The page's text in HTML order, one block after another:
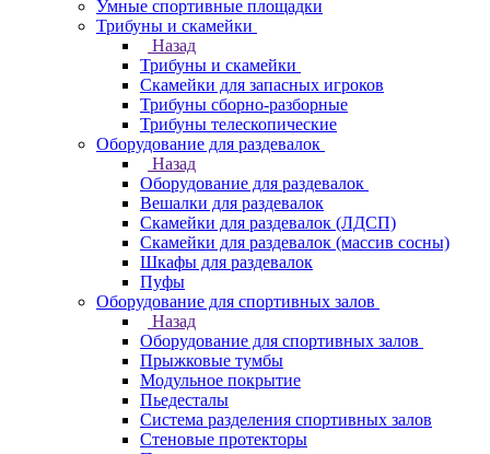
Умные спортивные площадки
Трибуны и скамейки
Назад
Трибуны и скамейки
Скамейки для запасных игроков
Трибуны сборно-разборные
Трибуны телескопические
Оборудование для раздевалок
Назад
Оборудование для раздевалок
Вешалки для раздевалок
Скамейки для раздевалок (ЛДСП)
Скамейки для раздевалок (массив сосны)
Шкафы для раздевалок
Пуфы
Оборудование для спортивных залов
Назад
Оборудование для спортивных залов
Прыжковые тумбы
Модульное покрытие
Пьедесталы
Система разделения спортивных залов
Стеновые протекторы